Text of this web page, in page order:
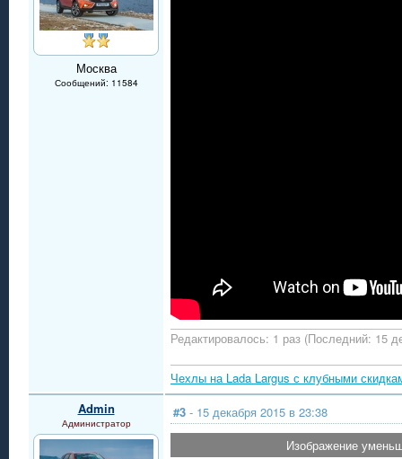
Москва
Сообщений: 11584
Редактировалось: 1 раз (Последний: 15
Чехлы на Lada Largus с клубными
Admin
Администратор
#3 - 15 декабря 2015 в 23:38
Изображение